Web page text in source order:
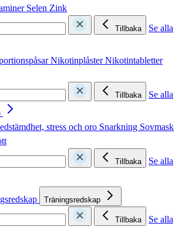
Selen Zink
Tillbaka
Se alla
NikotinplåsterNikotintabletter
Tillbaka
Se alla
stress och oro Snarkning Sovmask
Tillbaka
Se alla
Träningsredskap
Tillbaka
Se alla